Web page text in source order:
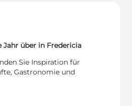
Jahr über in Fredericia
Sie Inspiration für
Gastronomie und